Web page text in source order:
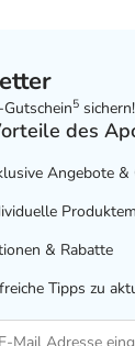
5 sichern!
des
Angebote &
& Rabatte
Tipps zu